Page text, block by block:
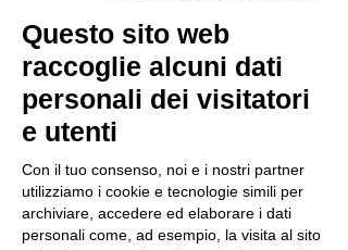
Questo sito web
raccoglie alcuni dati
personali dei visitatori
e utenti
Con il tuo consenso, noi e i nostri partner
utilizziamo i cookie e tecnologie simili per
archiviare, accedere ed elaborare i dati
personali come, ad esempio, la visita al sito